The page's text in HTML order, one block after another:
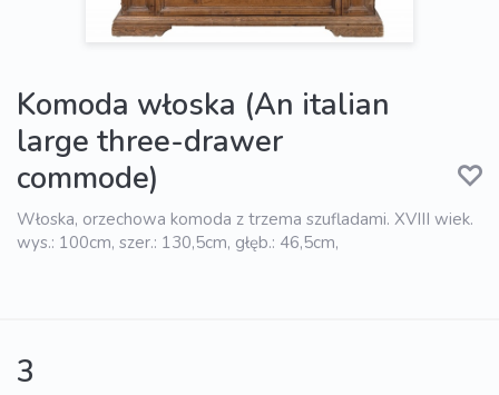
Komoda włoska (An italian
large three-drawer
commode)
Włoska, orzechowa komoda z trzema szufladami. XVIII wiek.
wys.: 100cm, szer.: 130,5cm, głęb.: 46,5cm,
3